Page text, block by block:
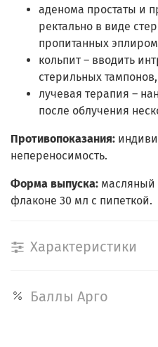
аденома простаты и
ректально в виде
пропитанных
кольпит – вводить
стерильных
лучевая терапия –
после облучения
Противопоказания:
непереносимость.
Форма выпуска: масляный
флаконе 30 мл с пипеткой.
Характеристики
Баллы Арго